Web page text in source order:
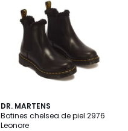
DR. MARTENS
Botines chelsea de piel 2976
Leonore
4,7
/ 5